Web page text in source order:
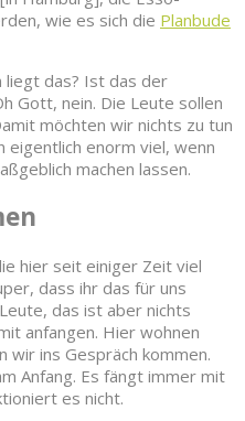
wie es sich die Planbude
liegt das? Ist das der
Gott, nein. Die Leute sollen
möchten wir nichts zu tun
eigentlich enorm viel, wenn
machen lassen.
hier seit einiger Zeit viel
dass ihr das für uns
das ist aber nichts
anfangen. Hier wohnen
wir ins Gespräch kommen.
Anfang. Es fängt immer mit
es nicht.